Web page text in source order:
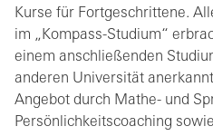
Kurse für Fortgeschrittene.
im „Kompass-Studium“
einem anschließenden
anderen Universität
Angebot durch Mathe- und
Persönlichkeitscoaching